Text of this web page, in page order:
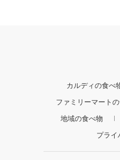
カルディの食べ
ファミリーマート
地域の食べ物
プライ